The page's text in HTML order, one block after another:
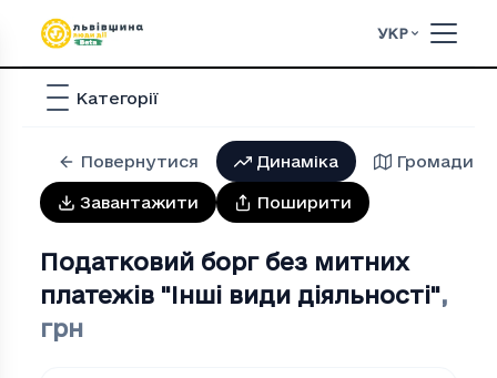
УКР
Категорії
Повернутися Динаміка Громади
Завантажити Поширити
Податковий борг без митних
платежів "Iншi види дiяльностi",
грн